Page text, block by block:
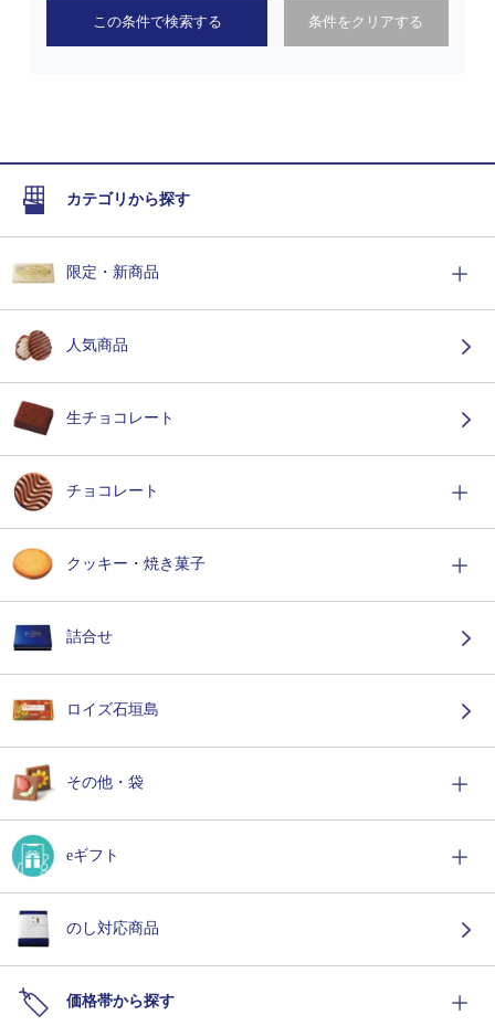
この条件で検索する 条件をクリアする
カテゴリから探す
限定・新商品
人気商品
生チョコレート
チョコレート
クッキー・焼き菓子
詰合せ
ロイズ石垣島
その他・袋
eギフト
のし対応商品
価格帯から探す